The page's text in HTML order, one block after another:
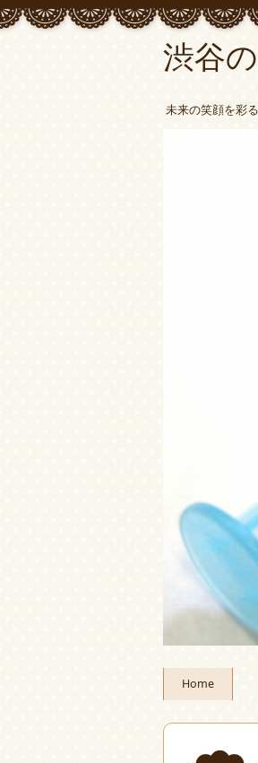
渋谷
未来の笑顔を彩
Home